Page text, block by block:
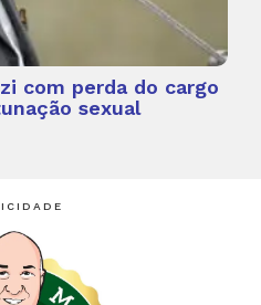
com perda do cargo
sexual